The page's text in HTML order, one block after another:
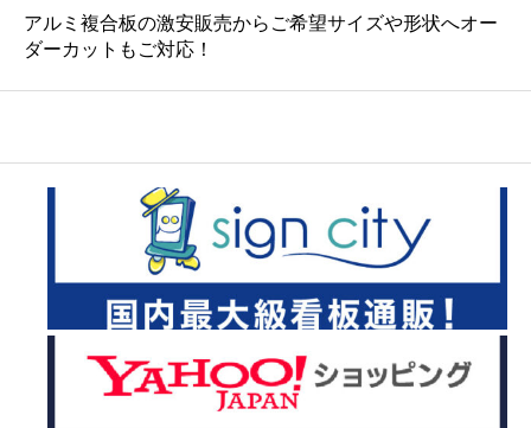
アルミ複合板の激安販売からご希望サイズや形状へオー
ダーカットもご対応！